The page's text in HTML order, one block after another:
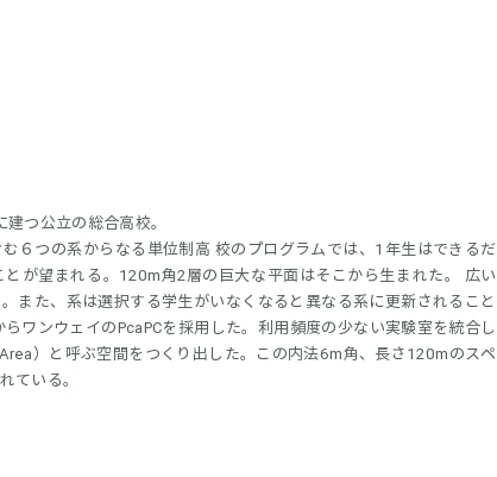
つ公立の総合高校。
６つの系からなる単位制高 校のプログラムでは、1年生はできるだ
が望まれる。120m角2層の巨大な平面はそこから生まれた。 広い
また、系は選択する学生がいなくなると異なる系に更新されること
ワンウェイのPcaPCを採用した。利用頻度の少ない実験室を統合し
）と呼ぶ空間をつくり出した。この内法6m角、長さ120mのスペ
ている。